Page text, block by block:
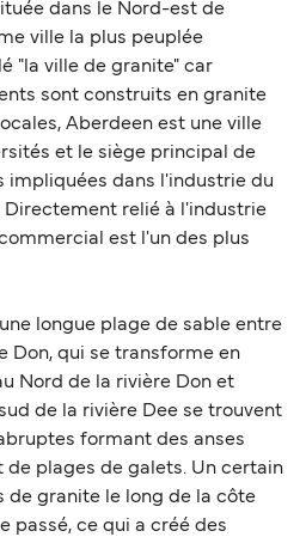
dans le Nord-est de
ville la plus peuplée
"la ville de granite" car
sont construits en granite
Aberdeen est une ville
et le siège principal de
impliquées dans l'industrie du
Directement relié à l'industrie
est l'un des plus
longue plage de sable entre
Don, qui se transforme en
Nord de la rivière Don et
de la rivière Dee se trouvent
formant des anses
plages de galets. Un certain
de granite le long de la côte
passé, ce qui a créé des